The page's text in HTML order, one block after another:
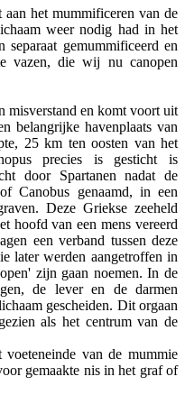
aan het mummificeren van de
weer nodig had in het
separaat gemummificeerd en
vazen, die wij nu canopen
misverstand en komt voort uit
belangrijke havenplaats van
25 km ten oosten van het
precies is gesticht is
door Spartanen nadat de
Canobus genaamd, in een
Deze Griekse zeeheld
hoofd van een mens vereerd
een verband tussen deze
later werden aangetroffen in
zijn gaan noemen. In de
de lever en de darmen
gescheiden. Dit orgaan
als het centrum van de
voeteneinde van de mummie
gemaakte nis in het graf of